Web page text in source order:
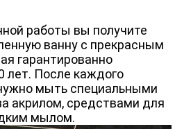
работы вы получите
ванну с прекрасным
гарантированно
лет. После каждого
мыть специальными
акрилом, средствами для
мылом.